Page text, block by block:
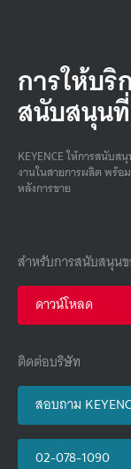
การให้บริ
สนับสนุน
KEYENCE ให้การสนับ
งานในสายการผลิต พร้อ
หลังการขาย
สำหรับการสนับสนุน
ดาวน์โหลด
ติดต่อบริษัท
สอบถาม
02-078-1090